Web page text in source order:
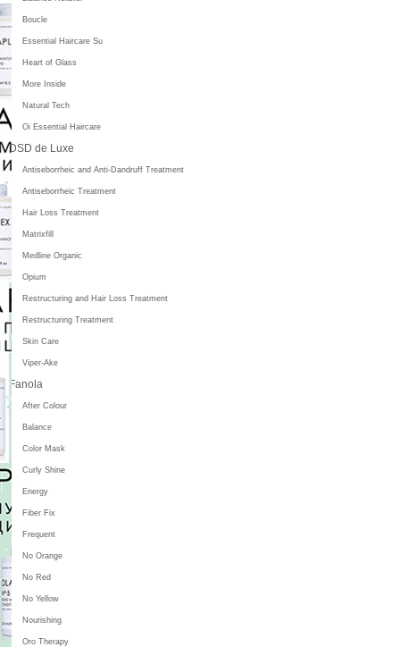
Boucle
Essential Haircare Su
Heart of Glass
More Inside
Natural Tech
Oi Essential Haircare
DSD de Luxe
Antiseborrheic and Anti-Dandruff Treatment
Antiseborrheic Treatment
Hair Loss Treatment
Matrixfill
Medline Organic
Opium
Restructuring and Hair Loss Treatment
Restructuring Treatment
Skin Care
Viper-Ake
Fanola
After Colour
Balance
Color Mask
Curly Shine
Energy
Fiber Fix
Frequent
No Orange
No Red
No Yellow
Nourishing
Oro Therapy